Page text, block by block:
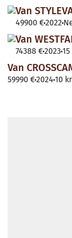
Van
49900 €2022
Van
74388 €2023
Van
59990 €2024 10